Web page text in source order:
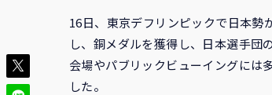
16日、東京デフリンピックで日本
し、銅メダルを獲得し、日本選手団
会場やパブリックビューイングには
した。